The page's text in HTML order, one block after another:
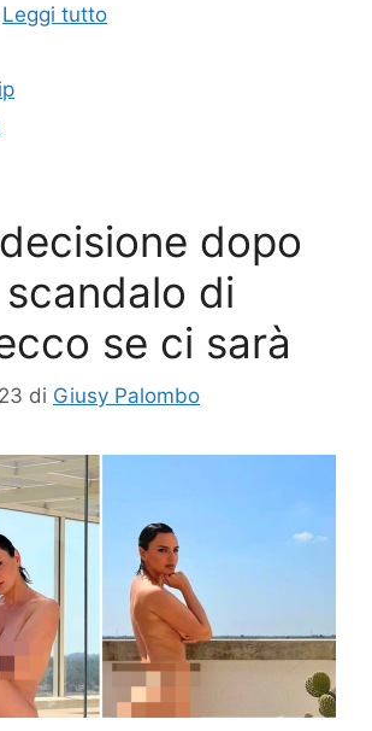
Leggi tutto
dopo
di
se ci sarà
di Giusy Palombo